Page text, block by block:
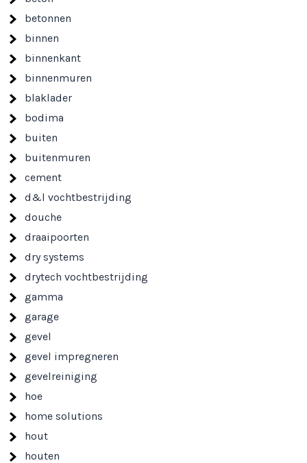
betonnen
binnen
binnenkant
binnenmuren
blaklader
bodima
buiten
buitenmuren
cement
d&l vochtbestrijding
douche
draaipoorten
dry systems
drytech vochtbestrijding
gamma
garage
gevel
gevel impregneren
gevelreiniging
hoe
home solutions
hout
houten